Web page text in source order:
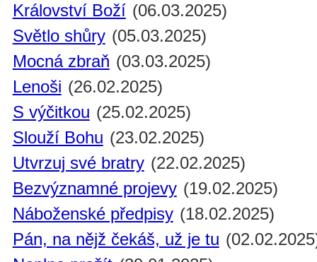
Království Boží (06.03.2025)
Světlo shůry (05.03.2025)
Mocná zbraň (03.03.2025)
Lenoši (26.02.2025)
S výčitkou (25.02.2025)
Slouží Bohu (23.02.2025)
Utvrzuj své bratry (22.02.2025)
Bezvýznamné projevy (19.02.2025)
Náboženské předpisy (18.02.2025)
Pán, na nějž čekáš, už je tu